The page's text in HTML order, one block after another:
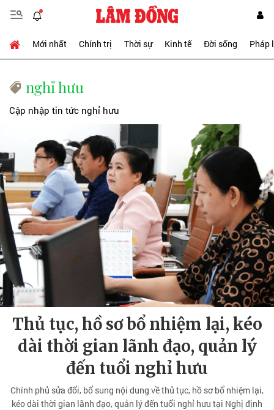
Mới nhất Chính trị Thời sự Kinh tế Đời sống Pháp
nghỉ hưu
Cập nhập tin tức nghỉ hưu
Thủ tục, hồ sơ bổ nhiệm lại, kéo
dài thời gian lãnh đạo, quản lý
đến tuổi nghỉ hưu
Chính phủ sửa đổi, bổ sung nội dung về thủ tục, hồ sơ bổ nhiệm lại,
kéo dài thời gian lãnh đạo, quản lý đến tuổi nghỉ hưu tại Nghị định